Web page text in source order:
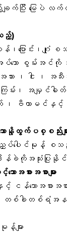
ြီး မြေပဲ လက်တ
ည့်)
ောင်း၊ဂျုံ စသ
ော စွမ်းအင်ကို
ားအသား ၊ ငါး
မ်း၊ အမျှင်ဓါ
ဓါတ် ၊ ဗီတာမင်
နို့ထွက်ပစ္စည်းမျာ
င်မုန့် စသည်တို့ကို
းဒိန်ခဲကိုအသုံးပြု
အစားအစာများ
နှင့် ငန်သောအစာ
သည်။ တစ်ခါတစ်ရံ
ျား